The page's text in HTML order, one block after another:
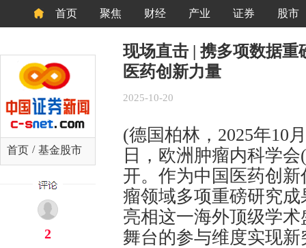
首页 聚焦 财经 产业 证券 股市
首页 / 基金股市
2
现场直击 | 携多项数据
医药创新力量
2025-10-20
(德国柏林，2025年10
日，欧洲肿瘤内科学
开。作为中国医药创
瘤领域多项重磅研究
亮相这一海外顶级学
舞台的参与维度实现新